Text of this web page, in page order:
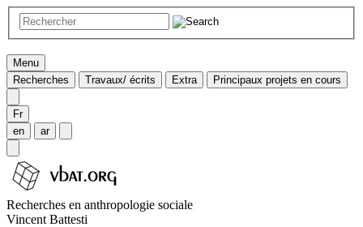
Menu
Recherches
Travaux/ écrits Extra Principaux projets en cours
Fr
en
ar
Recherches en anthropologie sociale
Vincent Battesti